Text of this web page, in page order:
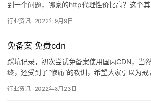
到一个问题，哪家的http代理性价比高？这个
行业资讯 2022年9月9日
免备案 免费cdn
踩坑记录，初次尝试免备案使用国内CDN，当
终，还受到了“惨痛”的教训，希望大家引以为
行业资讯 2022年8月23日